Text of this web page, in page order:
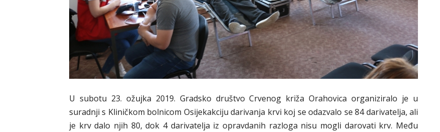
U subotu 23. ožujka 2019. Gradsko društvo Crvenog križa Orahovica organiziralo je u
suradnji s Kliničkom bolnicom Osijekakciju darivanja krvi koj se odazvalo se 84 darivatelja, ali
je krv dalo njih 80, dok 4 darivatelja iz opravdanih razloga nisu mogli darovati krv. Među